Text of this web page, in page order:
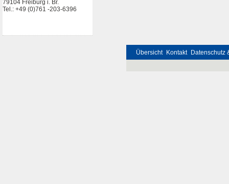
79104 Freiburg i. Br.
Tel.: +49 (0)761 -203-6396
Übersicht Kontakt Datenschutz